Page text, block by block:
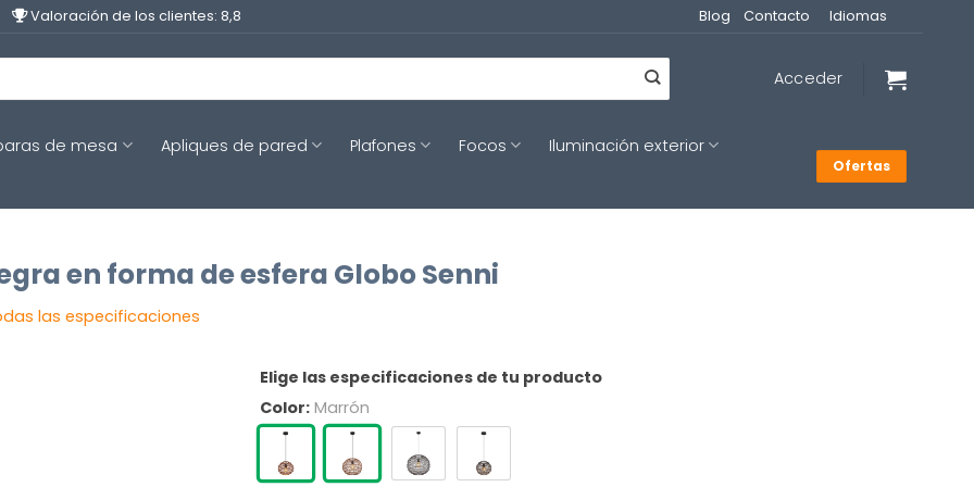
Valoración de los clientes: 8,8 Blog Contacto Idiomas
Acceder
de mesa Apliques de pared Plafones Focos
Iluminación exterior
Ofertas
en forma de esfera Globo Senni
las especificaciones
Elige las especificaciones de tu producto
Color: Marrón